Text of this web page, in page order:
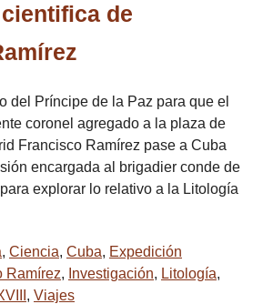
de
del Príncipe de la Paz para que el
coronel agregado a la plaza de
Francisco Ramírez pase a Cuba
encargada al brigadier conde de
explorar lo relativo a la Litología
, Ciencia, Cuba, Expedición
Ramírez, Investigación, Litología,
, Viajes